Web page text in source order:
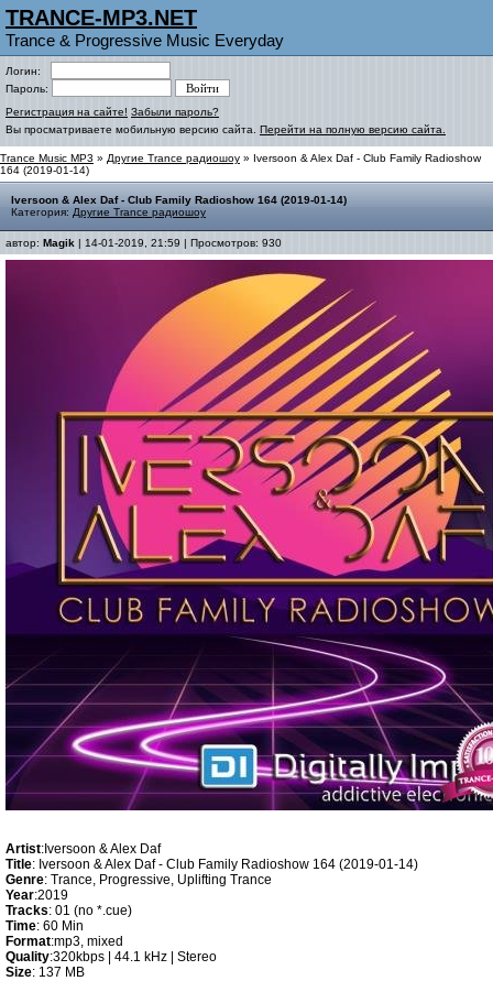
TRANCE-MP3.NET
Trance & Progressive Music Everyday
Логин:
Пароль:
Регистрация на сайте! Забыли пароль?
Вы просматриваете мобильную версию сайта. Перейти на полную версию сайта.
Trance Music MP3 » Другие Trance радиошоу » Iversoon & Alex Daf - Club Family Radioshow
164 (2019-01-14)
Iversoon & Alex Daf - Club Family Radioshow 164 (2019-01-14)
Категория: Другие Trance радиошоу
автор: Magik | 14-01-2019, 21:59 | Просмотров: 930
Artist:Iversoon & Alex Daf
Title: Iversoon & Alex Daf - Club Family Radioshow 164 (2019-01-14)
Genre: Trance, Progressive, Uplifting Trance
Year:2019
Tracks: 01 (no *.cue)
Time: 60 Min
Format:mp3, mixed
Quality:320kbps | 44.1 kHz | Stereo
Size: 137 MB